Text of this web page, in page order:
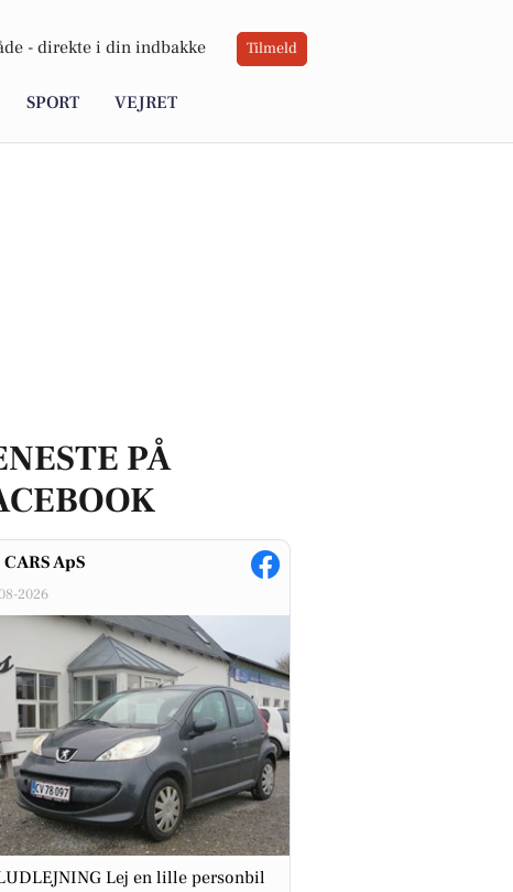
- direkte i din indbakke Tilmeld
SPORT VEJRET
PÅ
ApS
2026
Lej en lille personbil